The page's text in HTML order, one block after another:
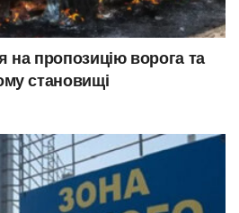
на пропозицію ворога та
становищі